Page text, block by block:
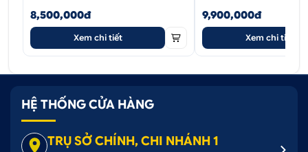
8,500,000đ
Xem chi tiết
9,900,000đ
Xem chi tiết
HỆ THỐNG CỬA HÀNG
TRỤ SỞ CHÍNH, CHI NHÁNH 1